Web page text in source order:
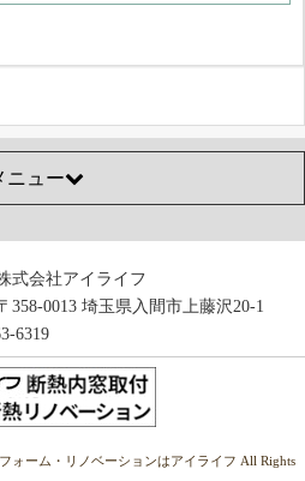
ニュー
式会社アイライフ
358-0013 埼玉県入間市上藤沢20-1
6319
ォーム・リノベーションはアイライフ All Rights